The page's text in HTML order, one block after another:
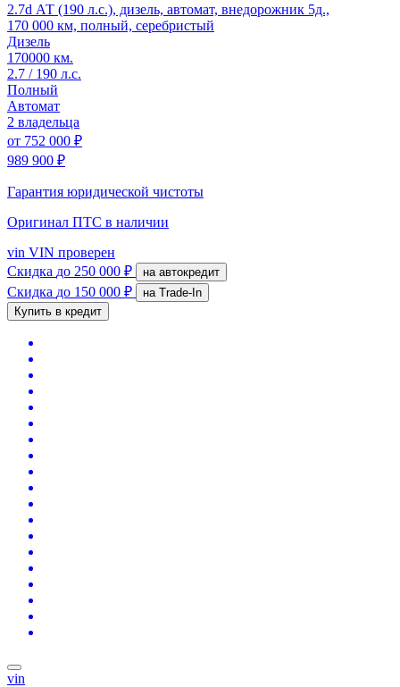
2.7d АТ (190 л.с.), дизель, автомат, внедорожник 5д.,
170 000 км, полный, серебристый
Дизель
170000 км.
2.7 / 190 л.с.
Полный
Автомат
2 владельца
от 752 000 ₽
989 900 ₽
Гарантия юридической чистоты
Оригинал ПТС в наличии
vin VIN проверен
Скидка до 250 000 ₽ на автокредит
Скидка до 150 000 ₽
на Trade-In
Купить в кредит
vin